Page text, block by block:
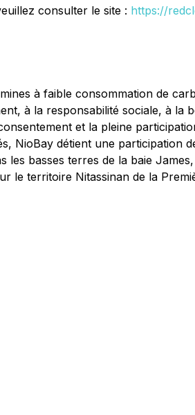
consulter le site : https://
à faible consommation de
à la responsabilité sociale, à la
et la pleine
NioBay détient une participation
basses terres de la baie
le territoire Nitassinan de la